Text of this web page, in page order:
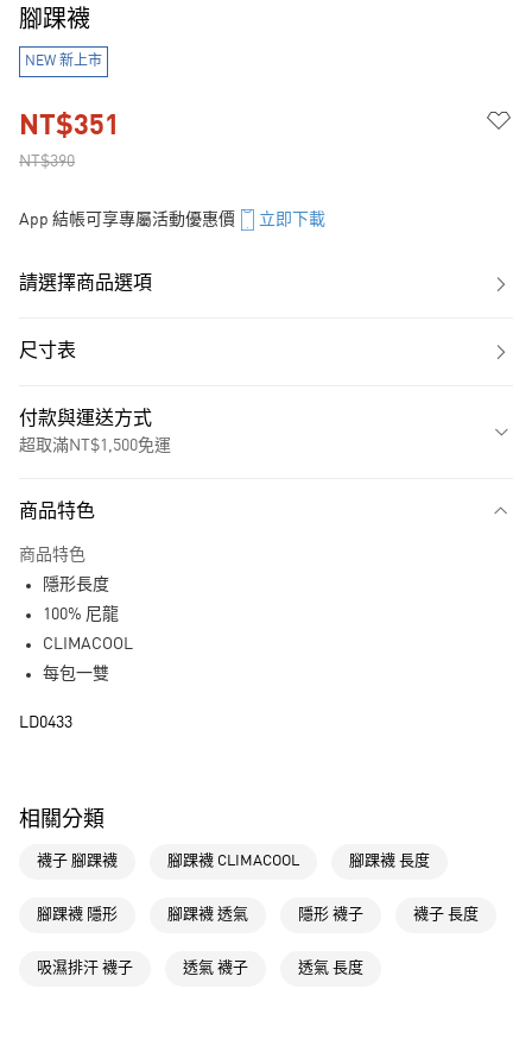
腳踝襪
NEW 新上市
NT$390
NT$351
App 結帳可享專屬活動優惠價 立即下載
請選擇商品選項
尺寸表
付款與運送方式
超取滿NT$1,500免運
LINE Pay
運送方式
付款後全家取貨
每筆NT$80，滿NT$1,500(含以上)免運費
萊爾富取貨付款
商品特色
商品特色
隱形長度
100% 尼龍
CLIMACOOL
每包一雙
LD0433
相關分類
襪子 腳踝襪 腳踝襪 CLIMACOOL 腳踝襪 長度
腳踝襪 隱形 腳踝襪 透氣 隱形 襪子 襪子 長度
吸濕排汗 襪子 透氣 襪子 透氣 長度